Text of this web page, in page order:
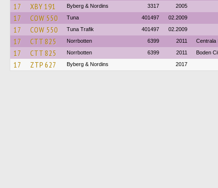
17 XBY 191 Byberg & Nordins 3317 2005
17 COW 550 Tuna 401497 02.2009
17 COW 550 Tuna Trafik 401497 02.2009
17 CTT 825 Norrbotten 6399 2011 Centrala
17 CTT 825 Norrbotten 6399 2011 Boden
17 ZTP 627 Byberg & Nordins 2017